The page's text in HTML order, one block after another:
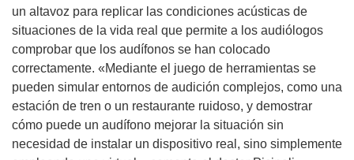
)
v
e
n
t
a
n
a
)
á
e
n
u
n
a
n
u
un altavoz para replicar las condiciones acústicas de
situaciones de la vida real que permite a los audiólogos
comprobar que los audífonos se han colocado
correctamente. «Mediante el juego de herramientas se
pueden simular entornos de audición complejos, como una
estación de tren o un restaurante ruidoso, y demostrar
cómo puede un audífono mejorar la situación sin
necesidad de instalar un dispositivo real, sino simplemente